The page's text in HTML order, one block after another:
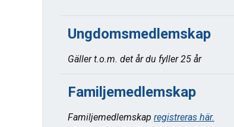
Ungdomsmedlemskap
Gäller t.o.m. det år du fyller 25 år
Familjemedlemskap
Familjemedlemskap registreras här.